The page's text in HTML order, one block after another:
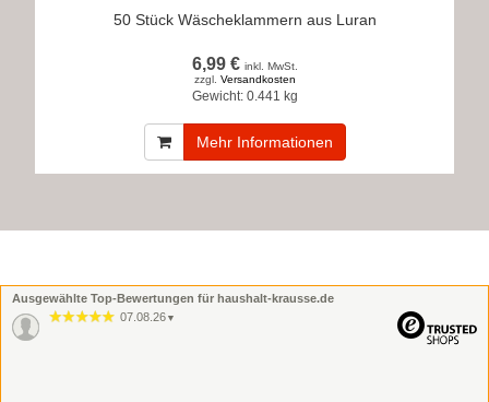
50 Stück Wäscheklammern aus Luran
6,99 € inkl. MwSt.
zzgl. Versandkosten
Gewicht: 0.441 kg
Mehr Informationen
Ausgewählte Top-Bewertungen für haushalt-krausse.de
07.08.26 ▼